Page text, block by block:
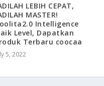
LEBIH CEPAT,
MASTER!
Intelligence
Level, Dapatkan
Terbaru coocaa
5, 2022